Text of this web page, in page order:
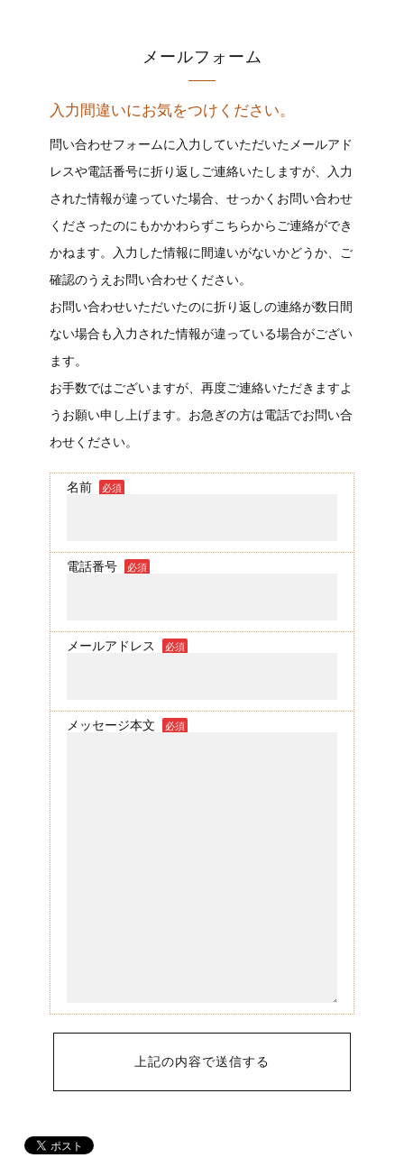
メールフォーム
入力間違いにお気をつけください。
問い合わせフォームに入力していただいたメールアド
レスや電話番号に折り返しご連絡いたしますが、入力
された情報が違っていた場合、せっかくお問い合わせ
くださったのにもかかわらずこちらからご連絡ができ
かねます。入力した情報に間違いがないかどうか、ご
確認のうえお問い合わせください。
お問い合わせいただいたのに折り返しの連絡が数日間
ない場合も入力された情報が違っている場合がござい
ます。
お手数ではございますが、再度ご連絡いただきますよ
うお願い申し上げます。お急ぎの方は電話でお問い合
わせください。
名前 必須
電話番号 必須
メールアドレス 必須
メッセージ本文 必須